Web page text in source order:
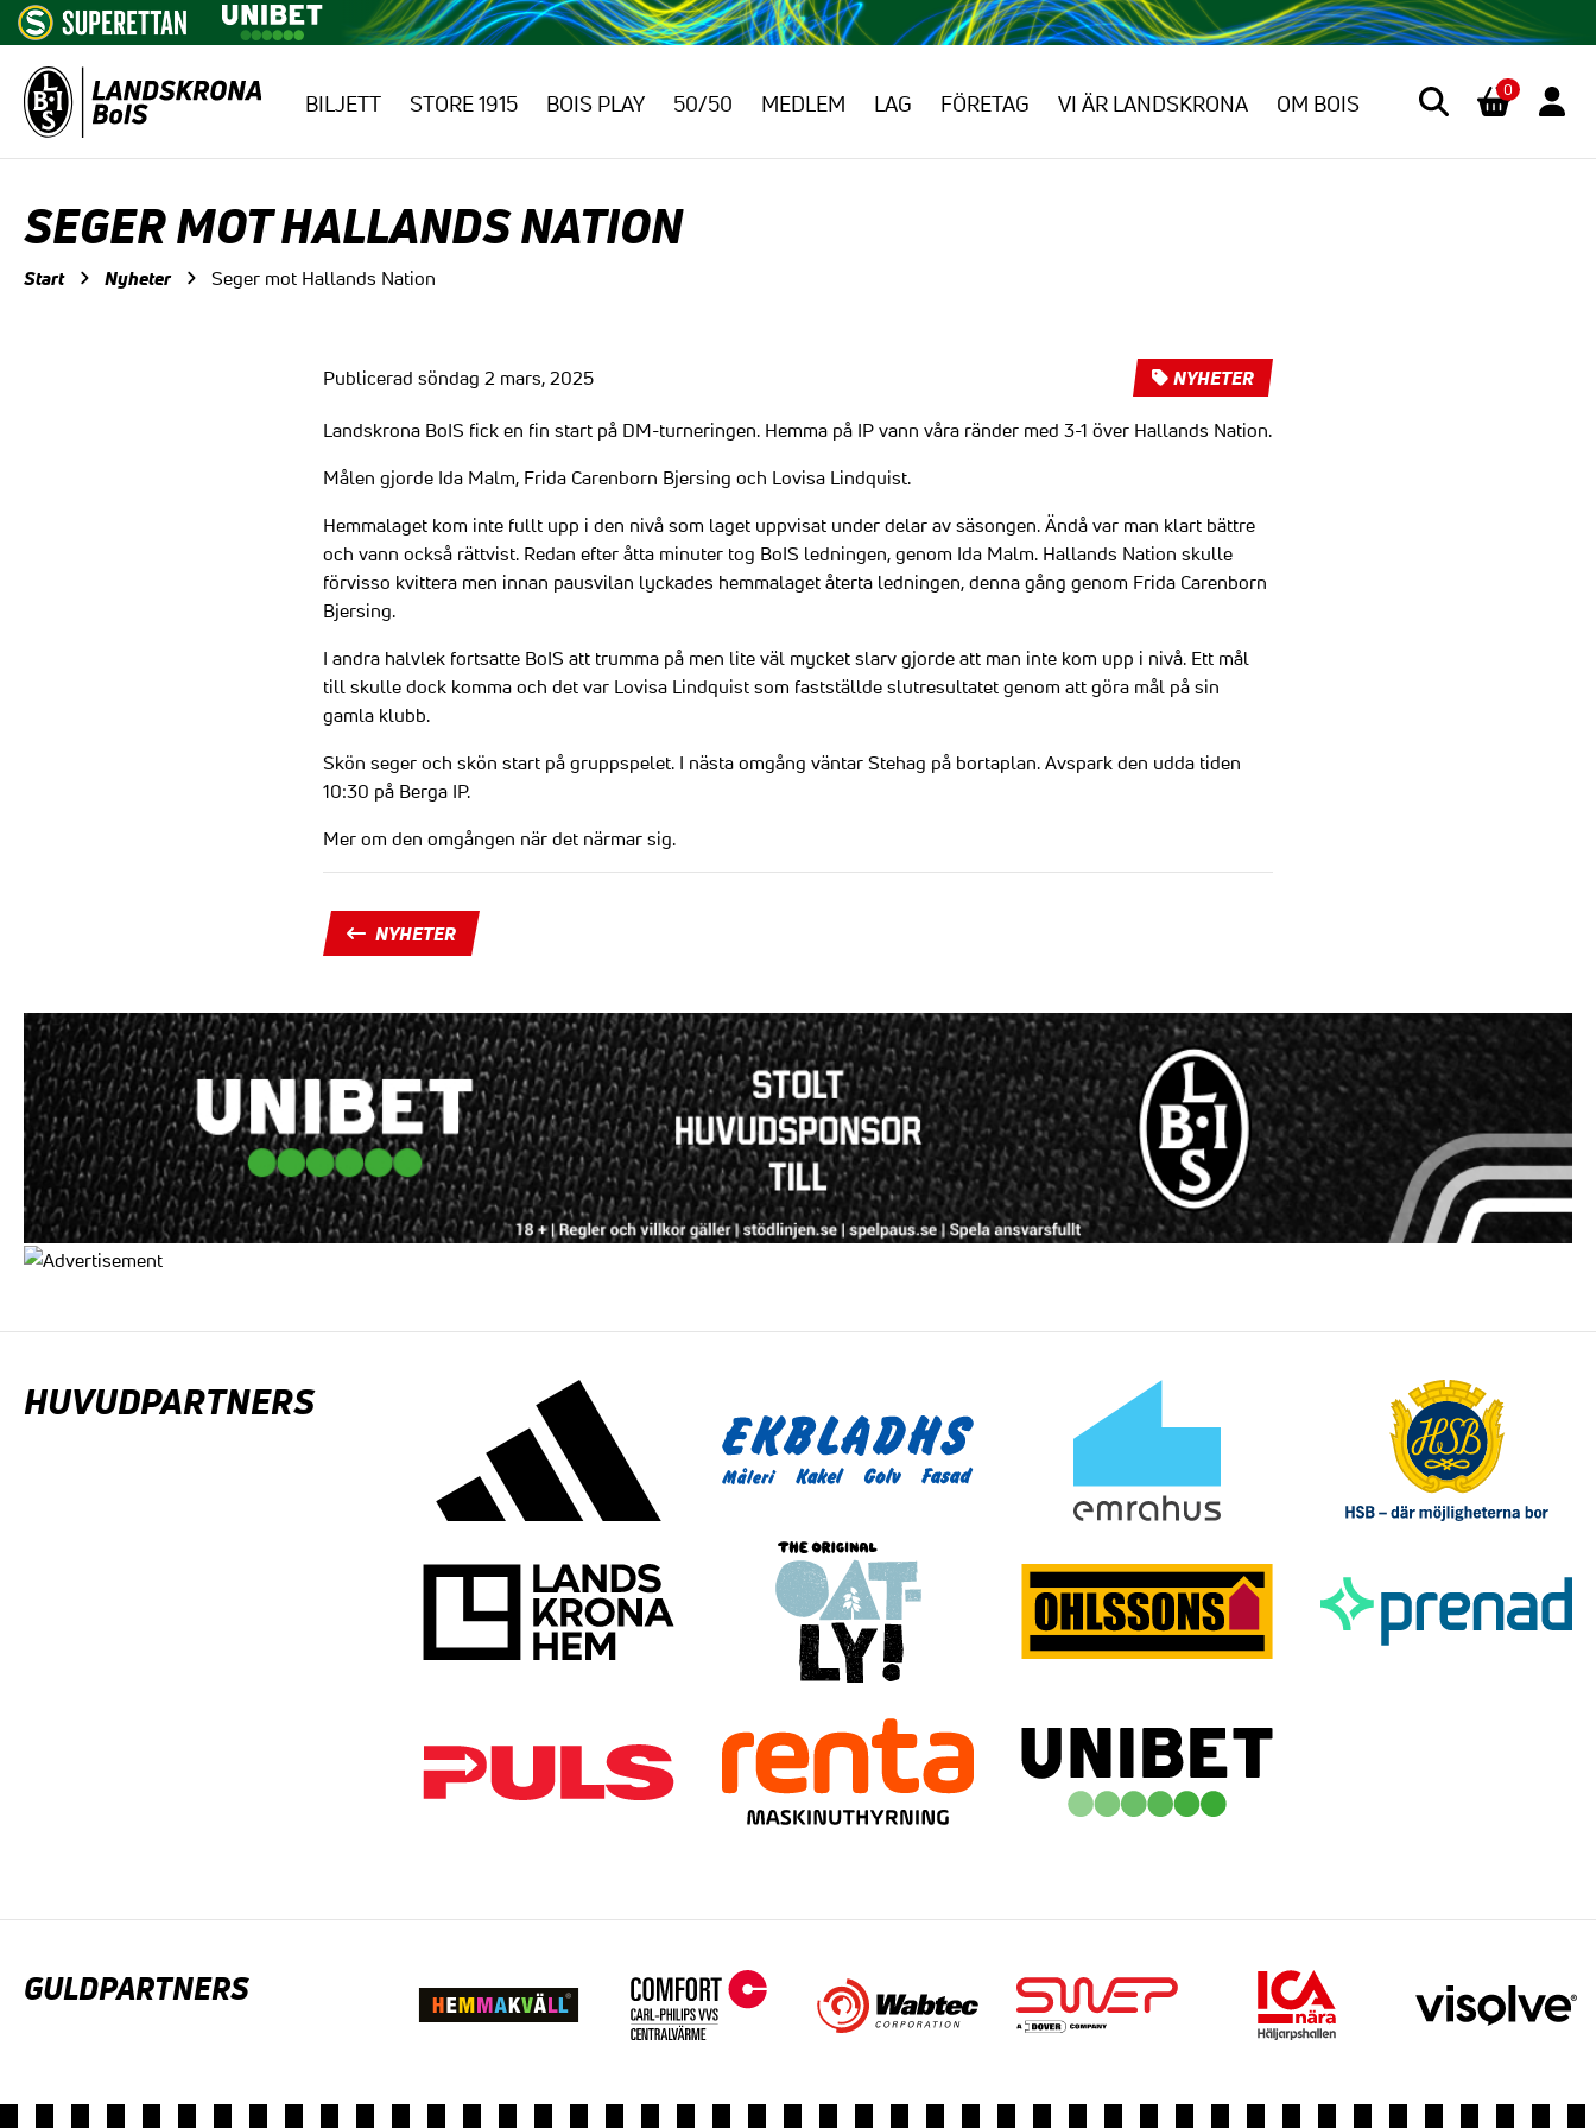
BILJETT STORE 1915 BOIS PLAY 50/50 MEDLEM LAG FÖRETAG VI ÄR LANDSKRONA OM BOIS
0
SEGER MOT HALLANDS NATION
Start Nyheter Seger mot Hallands Nation
Publicerad söndag 2 mars, 2025 NYHETER
Landskrona BoIS fick en fin start på DM-turneringen. Hemma på IP vann våra ränder med 3-1 över Hallands Nation.
Målen gjorde Ida Malm, Frida Carenborn Bjersing och Lovisa Lindquist.
Hemmalaget kom inte fullt upp i den nivå som laget uppvisat under delar av säsongen. Ändå var man klart bättre
och vann också rättvist. Redan efter åtta minuter tog BoIS ledningen, genom Ida Malm. Hallands Nation skulle
förvisso kvittera men innan pausvilan lyckades hemmalaget återta ledningen, denna gång genom Frida Carenborn
Bjersing.
I andra halvlek fortsatte BoIS att trumma på men lite väl mycket slarv gjorde att man inte kom upp i nivå. Ett mål
till skulle dock komma och det var Lovisa Lindquist som fastställde slutresultatet genom att göra mål på sin
gamla klubb.
Skön seger och skön start på gruppspelet. I nästa omgång väntar Stehag på bortaplan. Avspark den udda tiden
10:30 på Berga IP.
Mer om den omgången när det närmar sig.
NYHETER
HUVUDPARTNERS
GULDPARTNERS